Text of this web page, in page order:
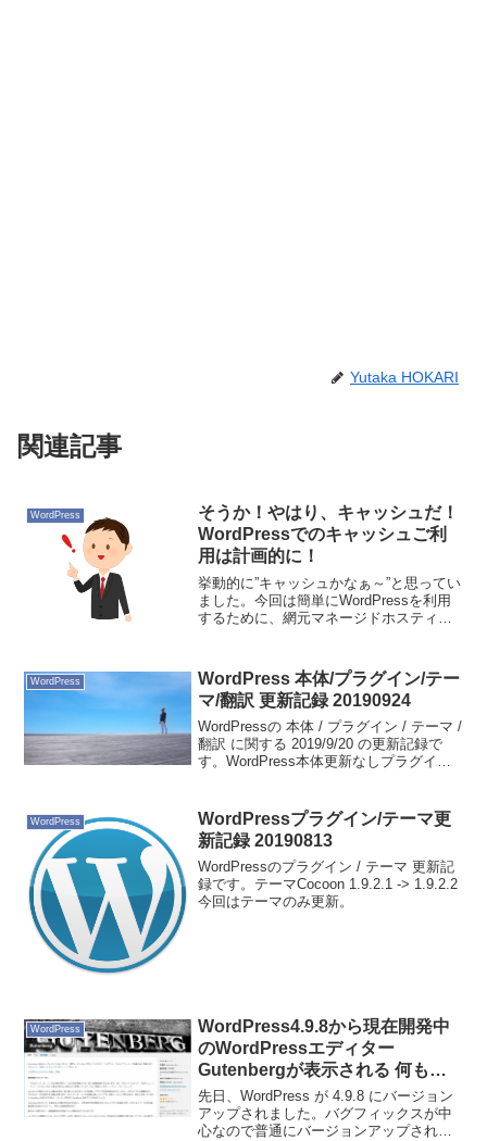
Yutaka HOKARI
関連記事
WordPress
そうか！やはり、キャッシュだ！
WordPressでのキャッシュご利
用は計画的に！
挙動的に”キャッシュかなぁ～”と思ってい
ました。今回は簡単にWordPressを利用
するために、網元マネージドホスティン
AMIのWordPressにはプラグインの一つ
に...
WordPress
WordPress 本体/プラグイン/テー
マ/翻訳 更新記録 20190924
WordPressの 本体 / プラグイン / テーマ /
翻訳 に関する 2019/9/20 の更新記録で
す。WordPress本体更新なしプラグイン
WordPress
WordPressプラグイン/テーマ更
新記録 20190813
WordPressのプラグイン / テーマ 更新記
録です。テーマCocoon 1.9.2.1 -> 1.9.2.2
今回はテーマのみ更新。
WordPress
WordPress4.9.8から現在開発中
のWordPressエディター
Gutenbergが表示される 何も知
らないあなたが採る道はこれ
先日、WordPress が 4.9.8 にバージョン
アップされました。バグフィックスが中
心なので普通にバージョンアップされま